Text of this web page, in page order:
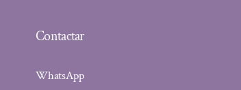
Contactar
WhatsApp